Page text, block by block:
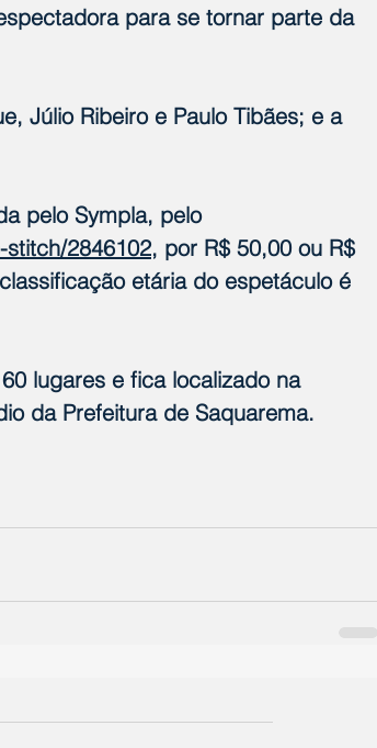
para se tornar parte da
Júlio Ribeiro e Paulo Tibães; e a
pelo Sympla, pelo
2846102, por R$ 50,00 ou R$
etária do espetáculo é
lugares e fica localizado na
da Prefeitura de Saquarema.